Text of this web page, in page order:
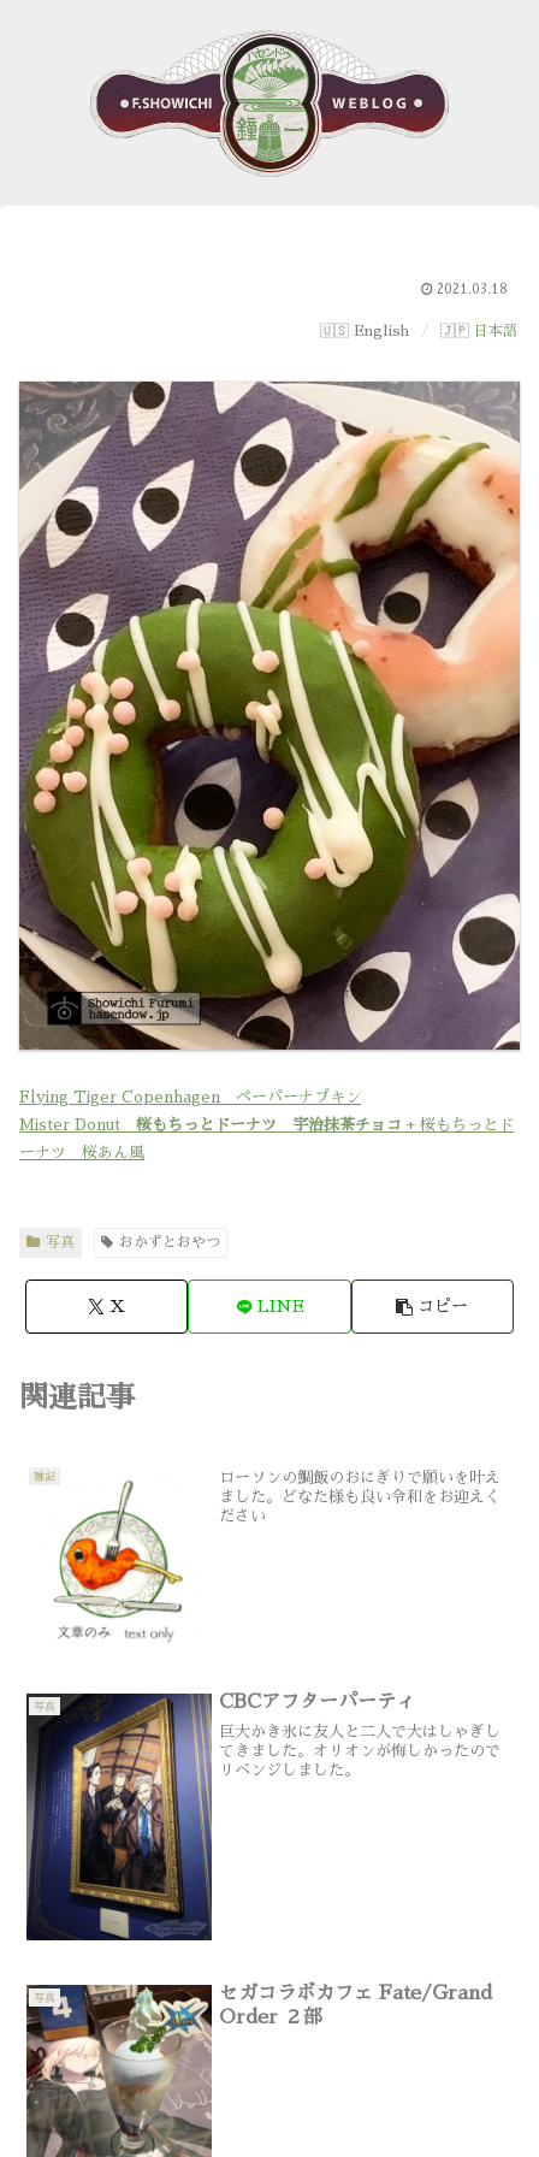
2021.03.18
English 日本語
Flying Tiger Copenhagen ペーパーナプキン
Mister Donut 桜もちっとドーナツ 宇治抹茶チョコ + 桜もちっとド
ーナツ 桜あん風
写真 おかずとおやつ
X LINE コピー
関連記事
雑記
ローソンの鯛飯のおにぎりで願いを叶え
ました。どなた様も良い令和をお迎えく
ださい
写真 CBCアフターパーティ
巨大かき氷に友人と二人で大はしゃぎし
てきました。オリオンが悔しかったので
リベンジしました。
写真
セガコラボカフェ Fate/Grand
Order ２部